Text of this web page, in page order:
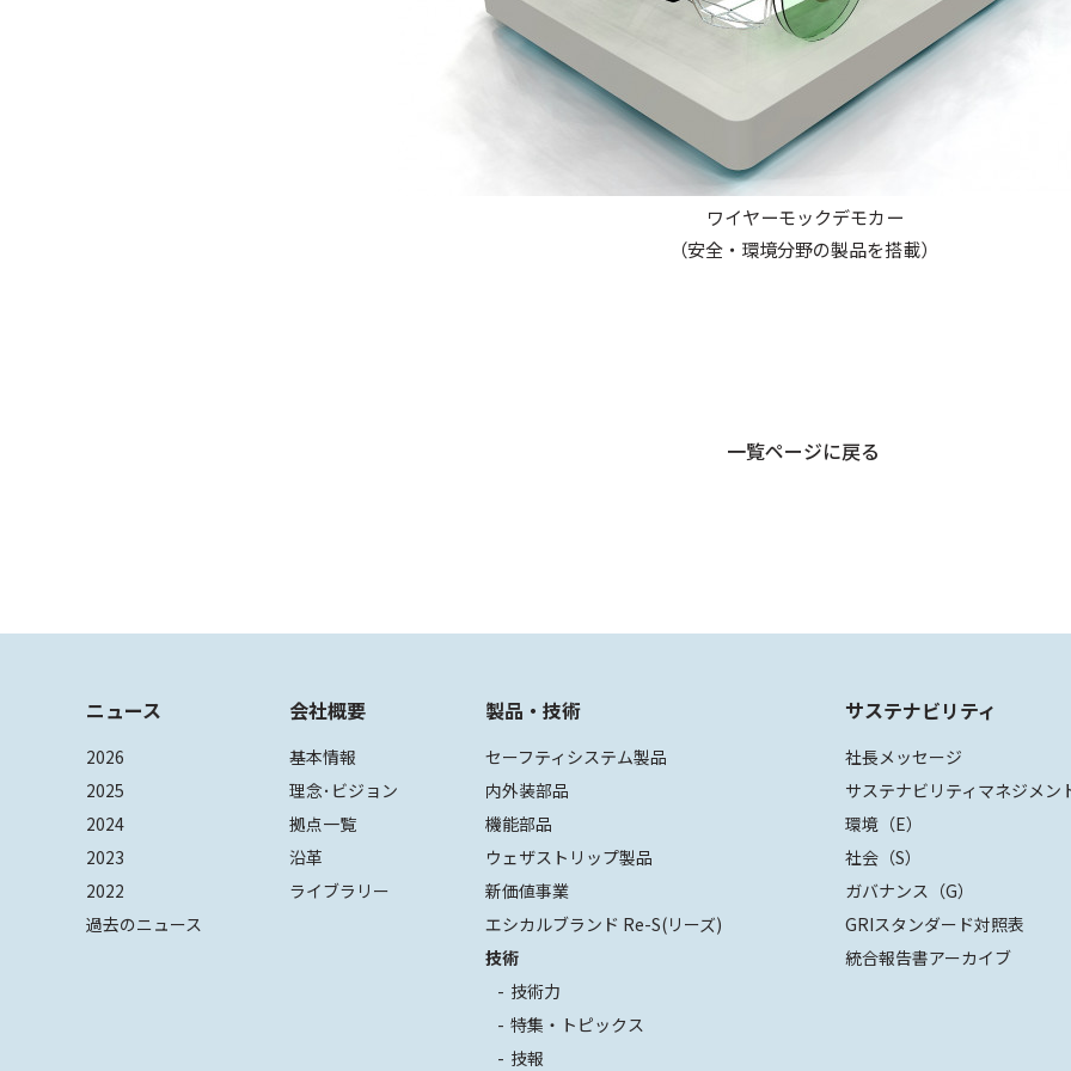
ワイヤーモックデモカー
（安全・環境分野の製品を搭載）
一覧ページに戻る
ニュース
2026
2025
2024
2023
2022
過去のニュース
会社概要
基本情報
理念･ビジョン
拠点一覧
沿革
ライブラリー
製品・技術
セーフティシステム製品
内外装部品
機能部品
ウェザストリップ製品
新価値事業
エシカルブランド Re-S(リーズ)
技術
技術力
特集・トピックス
技報
サステナビリティ
社長メッセージ
サステナビリティマネジメン
環境（E）
社会（S）
ガバナンス（G）
GRIスタンダード対照表
統合報告書アーカイブ